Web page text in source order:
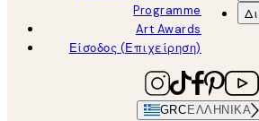
Programme
Art Awards
Είσοδος (Επιχείρηση)
GRC ΕΛΛΗΝΙΚΆ